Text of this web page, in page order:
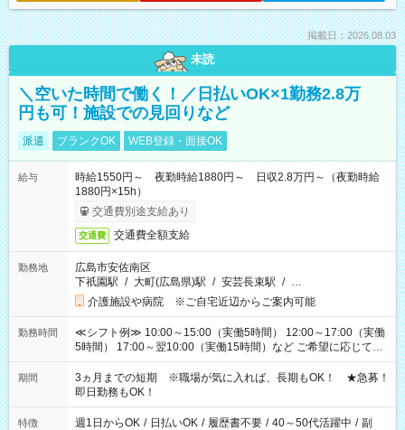
掲載日：2026.08.03
未読
＼空いた時間で働く！／日払いOK×1勤務2.8万
円も可！施設での見回りなど
派遣 ブランクOK WEB登録・面接OK
給与
時給1550円～ 夜勤時給1880円～ 日収2.8万円～（夜勤時給
1880円×15h）
交通費別途支給あり
交通費 交通費全額支給
勤務地
広島市安佐南区
下祇園駅 / 大町(広島県)駅 / 安芸長束駅 / …
介護施設や病院 ※ご自宅近辺からご案内可能
勤務時間
≪シフト例≫ 10:00～15:00（実働5時間） 12:00～17:00（実働
5時間） 17:00～翌10:00（実働15時間）など ご希望に応じて、
働く時間は調整できます！ お気軽に担当へ相談ください！
期間
3ヵ月までの短期 ※職場が気に入れば、長期もOK！ ★急募！
即日勤務もOK！
特徴 週1日からOK / 日払いOK / 履歴書不要 / 40～50代活躍中 / 副